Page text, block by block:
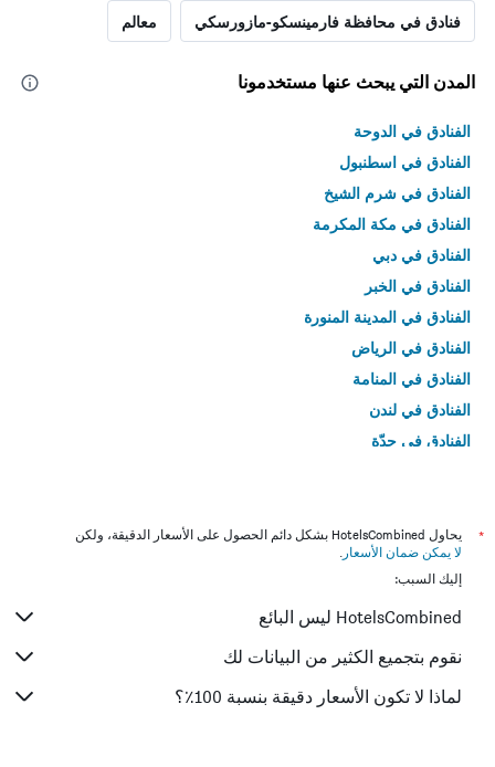
فنادق في محافظة فارمينسكو-مازورسكي معالم
المدن التي يبحث عنها مستخدمونا
الفنادق في الدوحة
الفنادق في اسطنبول
الفنادق في شرم الشيخ
الفنادق في مكة المكرمة
الفنادق في دبي
الفنادق في الخبر
الفنادق في المدينة المنورة
الفنادق في الرياض
الفنادق في المنامة
الفنادق في لندن
الفنادق في جدّة
*
يحاول HotelsCombined بشكل دائم الحصول على الأسعار الدقيقة، ولكن
لا يمكن ضمان الأسعار .
إليك السبب:
HotelsCombined ليس البائع
نقوم بتجميع الكثير من البيانات لك
لماذا لا تكون الأسعار دقيقة بنسبة 100٪؟